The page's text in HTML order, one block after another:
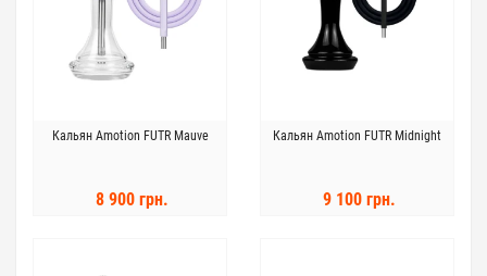
Кальян Amotion FUTR Mauve
8 900 грн.
Кальян Amotion FUTR Midnight
9 100 грн.